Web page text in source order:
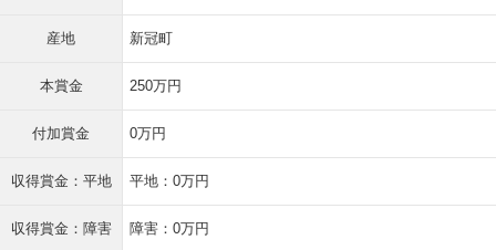
産地 新冠町
本賞金 250万円
付加賞金 0万円
収得賞金：平地 平地：0万円
収得賞金：障害 障害：0万円